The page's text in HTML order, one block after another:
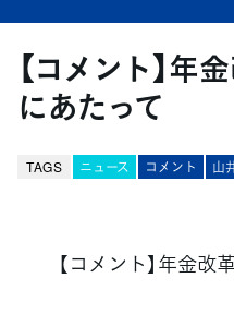
【コメント】年
にあたって
TAGS ニュース コメント 山
【コメント】年金